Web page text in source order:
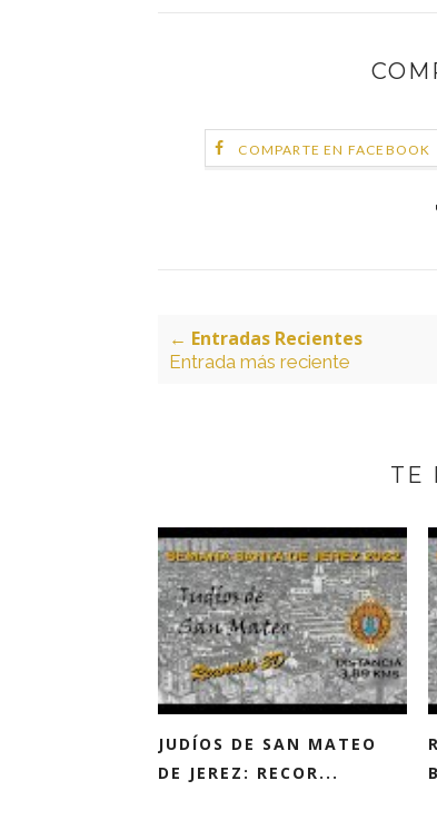
COMPARTE EN FACEBOOK
← Entradas Recientes
Entrada más reciente
TE
JUDÍOS DE SAN MATEO
DE JEREZ: RECOR...